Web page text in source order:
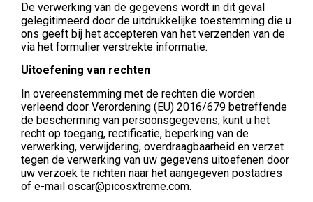
De verwerking van de gegevens wordt in dit geval
gelegitimeerd door de uitdrukkelijke toestemming die u
ons geeft bij het accepteren van het verzenden van de
via het formulier verstrekte informatie.
Uitoefening van rechten
In overeenstemming met de rechten die worden
verleend door Verordening (EU) 2016/679 betreffende
de bescherming van persoonsgegevens, kunt u het
recht op toegang, rectificatie, beperking van de
verwerking, verwijdering, overdraagbaarheid en verzet
tegen de verwerking van uw gegevens uitoefenen door
uw verzoek te richten naar het aangegeven postadres
of e-mail oscar@picosxtreme.com.